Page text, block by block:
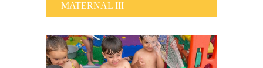
MATERNAL III